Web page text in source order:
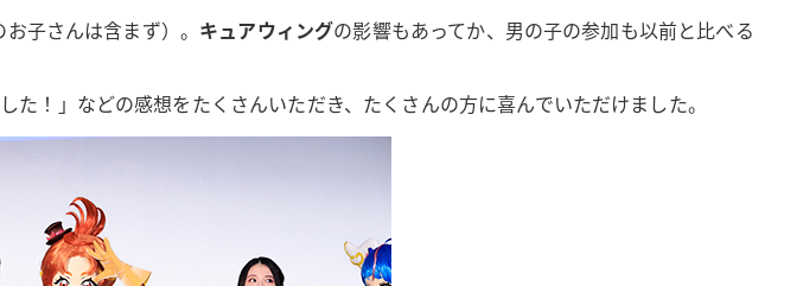
子さんは含まず）。 キュアウィングの影響もあってか、男の子の参加も以前と比べる
！」などの感想をたくさんいただき、たくさんの方に喜んでいただけました。